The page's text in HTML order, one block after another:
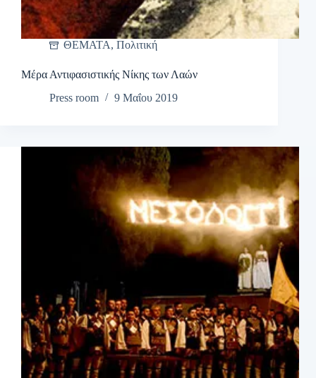
ΘΕΜΑΤΑ, Πολιτική
Μέρα Αντιφασιστικής Νίκης των Λαών
Press room
9 Μαΐου 2019